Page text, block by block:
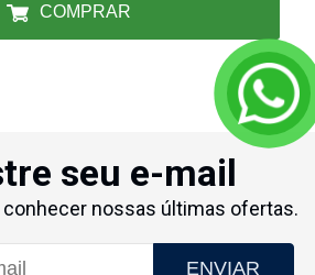
COMPRAR
seu e-mail
conhecer nossas últimas ofertas.
ENVIAR